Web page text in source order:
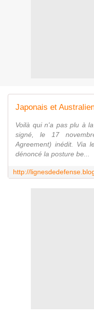
Voilà qui n'a pas plu à
signé, le 17
Agreement) inédit. Via
dénoncé la posture be...